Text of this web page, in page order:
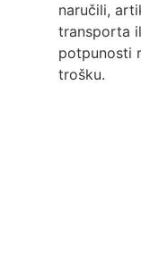
naručili,
transporta
potpunosti
trošku.